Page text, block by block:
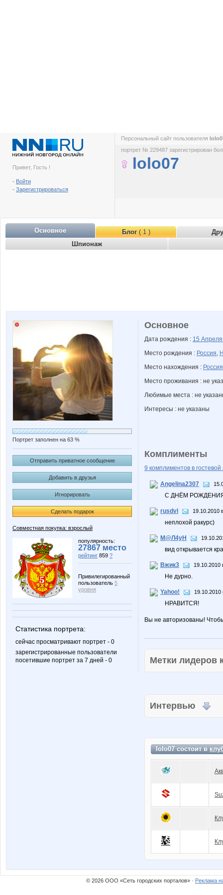
Привет, Гость !
- Войти
- Зарегистрироваться
Персональный сайт пользователя
портрет № 229487 зарегистрирован
lolo07
Основное Блог( 1 )
Шпионаж
Портрет заполнен на 63 %
Отправить приватное сообщение
Добавить в друзья
Игнорировать
Сделать подарок
Совместная покупка: взрослый
популярность:
27867 место
рейтинг 859 ?
Привилегированный
пользователь 5
уровня
Статистика портрета:
сейчас просматривают портрет - 0
зарегистрированные пользователи
посетившие портрет за 7 дней - 0
Основное
Дата рождения : 15
Место рождения : Россия,
Место нахождения : Россия
Место проживания : не
Любимые места : не
Интересы : не указаны
Комплименты
9 комплиментов в гостевой
Angelina2307
С ДНЁМ
rusdvl 19.10.2010
неплохой ракурс)
М@Л4уН
вид открывается
Вжик3 19.10.2010
Не дурно.
Yahoo! 19.10.2010
НРАВИТСЯ!
Вы не авторизованы!
Метки
Интервью
lolo07 состоит в
© 2026 ООО «Сеть городских порталов» · Реклама